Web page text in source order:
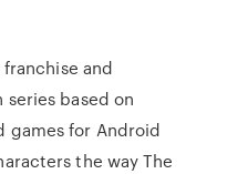
franchise and
based on
games for Android
the way The